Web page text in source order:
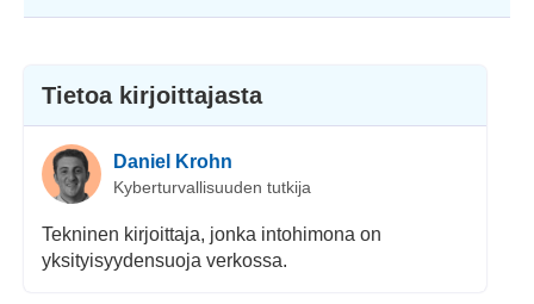
Tietoa kirjoittajasta
Daniel Krohn
Kyberturvallisuuden tutkija
Tekninen kirjoittaja, jonka intohimona on
yksityisyydensuoja verkossa.